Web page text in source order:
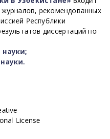
рекомендованных
Республики
диссертаций по
науки;
License